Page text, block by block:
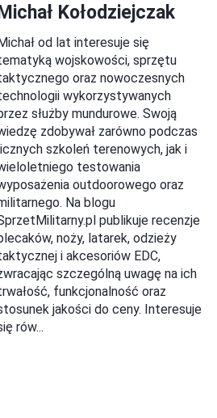
Kołodziejczak
od lat interesuje się
wojskowości, sprzętu
oraz nowoczesnych
wykorzystywanych
służby mundurowe. Swoją
zdobywał zarówno podczas
szkoleń terenowych, jak i
testowania
outdoorowego oraz
Na blogu
publikuje recenzje
noży, latarek, odzieży
i akcesoriów EDC,
szczególną uwagę na ich
funkcjonalność oraz
jakości do ceny. Interesuje
rów...